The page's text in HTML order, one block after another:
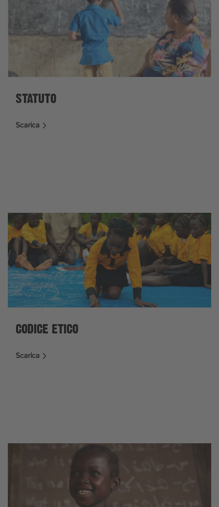
STATUTO
Scarica
CODICE ETICO
Scarica